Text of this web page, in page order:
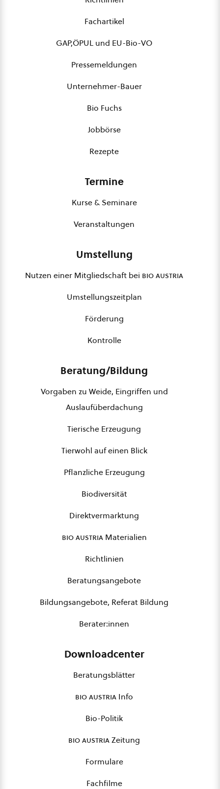
Fachartikel
GAP,ÖPUL und EU-Bio-VO
Pressemeldungen
Unternehmer-Bauer
Bio Fuchs
Jobbörse
Rezepte
Termine
Kurse & Seminare
Veranstaltungen
Umstellung
Nutzen einer Mitgliedschaft bei bio austria
Umstellungszeitplan
Förderung
Kontrolle
Beratung/Bildung
Vorgaben zu Weide, Eingriffen und
Auslaufüberdachung
Tierische Erzeugung
Tierwohl auf einen Blick
Pflanzliche Erzeugung
Biodiversität
Direktvermarktung
bio austriaMaterialien
Richtlinien
Beratungsangebote
Bildungsangebote, Referat Bildung
Berater:innen
Downloadcenter
Beratungsblätter
bio austria Info
Bio-Politik
bio austriaZeitung
Formulare
Fachfilme